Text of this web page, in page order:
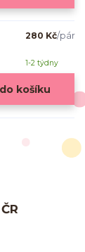
280 Kč/pár
1-2 týdny
košíku